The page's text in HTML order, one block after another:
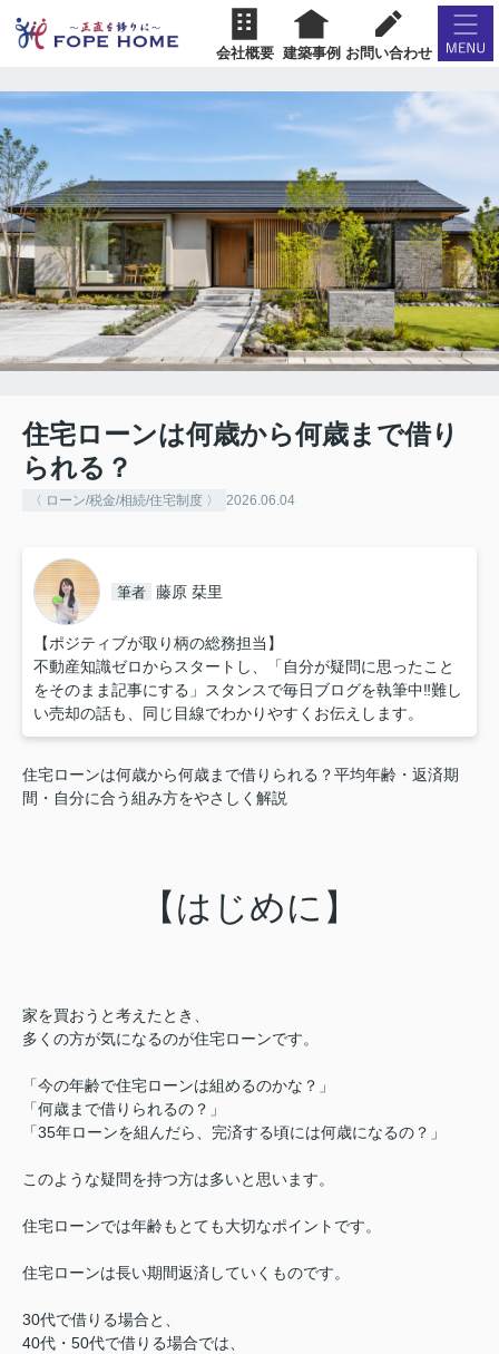
会社概要 建築事例 お問い合わせ
住宅ローンは何歳から何歳まで借り
られる？
〈 ローン/税金/相続/住宅制度 〉 2026.06.04
筆者 藤原 栞里
【ポジティブが取り柄の総務担当】
不動産知識ゼロからスタートし、「自分が疑問に思ったこと
をそのまま記事にする」スタンスで毎日ブログを執筆中‼︎難し
い売却の話も、同じ目線でわかりやすくお伝えします。
住宅ローンは何歳から何歳まで借りられる？平均年齢・返済期
間・自分に合う組み方をやさしく解説
【はじめに】
家を買おうと考えたとき、
多くの方が気になるのが住宅ローンです。
「今の年齢で住宅ローンは組めるのかな？」
「何歳まで借りられるの？」
「35年ローンを組んだら、完済する頃には何歳になるの？」
このような疑問を持つ方は多いと思います。
住宅ローンでは年齢もとても大切なポイントです。
住宅ローンは長い期間返済していくものです。
30代で借りる場合と、
40代・50代で借りる場合では、